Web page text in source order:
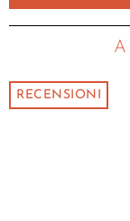
RECENSIONI